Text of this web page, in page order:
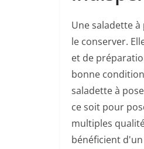
Une saladette
le conserver.
et de
bonne
saladette à
ce soit pour
multiples
bénéficient